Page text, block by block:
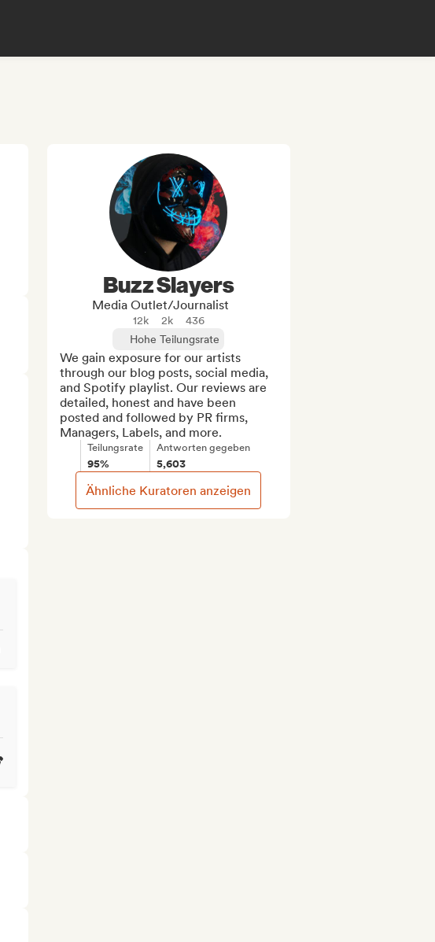
Buzz Slayers
Media Outlet/Journalist
12k 2k
436
Hohe Teilungsrate
We gain exposure for our artists
through our blog posts, social media,
and Spotify playlist. Our reviews are
detailed, honest and have been
posted and followed by PR firms,
Managers, Labels, and more.
Teilungsrate
95%
Antworten gegeben
5,603
Ähnliche Kuratoren anzeigen